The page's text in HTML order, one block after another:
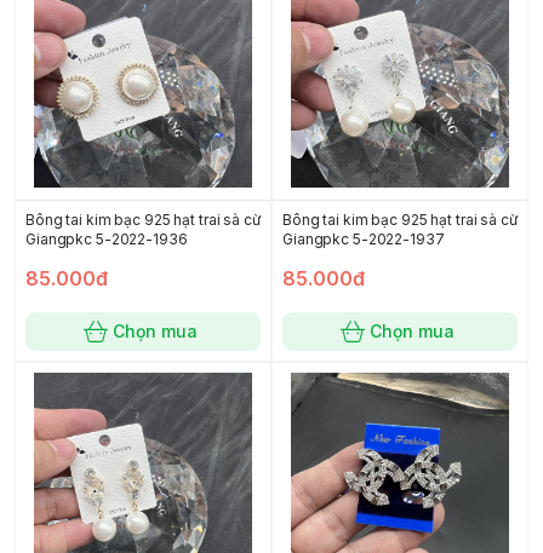
Bông tai kim bạc 925 hạt trai sà cừ
Giangpkc 5-2022-1936
85.000đ
Chọn mua
Bông tai kim bạc 925 hạt trai sà cừ
Giangpkc 5-2022-1937
85.000đ
Chọn mua